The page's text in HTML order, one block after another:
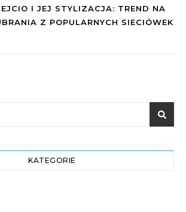
I JEJ STYLIZACJA: TREND NA
Z POPULARNYCH SIECIÓWEK
KATEGORIE